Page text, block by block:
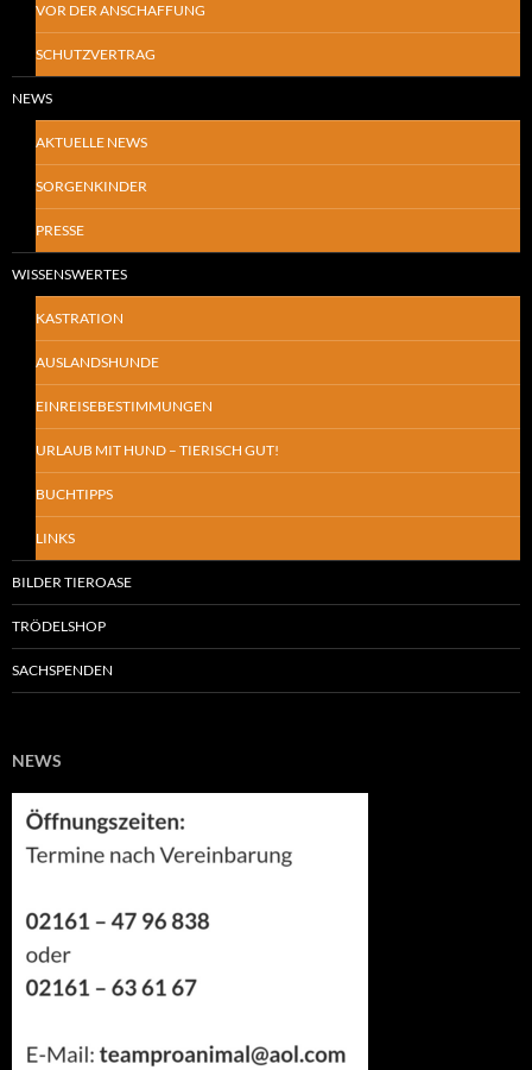
VOR DER ANSCHAFFUNG
SCHUTZVERTRAG
NEWS
AKTUELLE NEWS
SORGENKINDER
PRESSE
WISSENSWERTES
KASTRATION
AUSLANDSHUNDE
EINREISEBESTIMMUNGEN
URLAUB MIT HUND – TIERISCH GUT!
BUCHTIPPS
LINKS
BILDER TIEROASE
TRÖDELSHOP
SACHSPENDEN
NEWS